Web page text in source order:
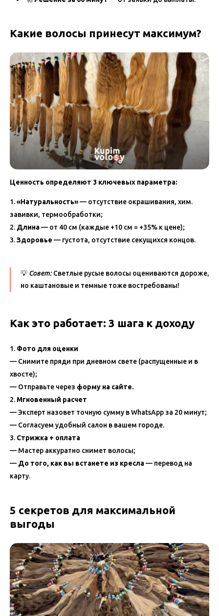
Какие волосы принесут максимум?
Ценность определяют 3 ключевых параметра:
«Натуральность»— отсутствие окрашивания, хим.
завивки, термообработки;
Длина— от 40 см (каждые +10 см = +35% к цене);
Здоровье — густота, отсутствие секущихся концов.
💡 Совет:Светлые русые волосы оцениваются дороже,
но каштановые и темные тоже востребованы!
Как это работает: 3 шага к доходу
Фото для оценки
— Снимите пряди при дневном свете (распущенные и в
хвосте);
— Отправьте через форму на сайте.
Мгновенный расчет
— Эксперт назовет точную сумму в WhatsApp за 20 минут;
— Согласуем удобный салон в вашем городе.
Стрижка + оплата
— Мастер аккуратно снимет волосы;
— До того, как вы встанете из кресла— перевод на
карту.
5 секретов для максимальной
выгоды